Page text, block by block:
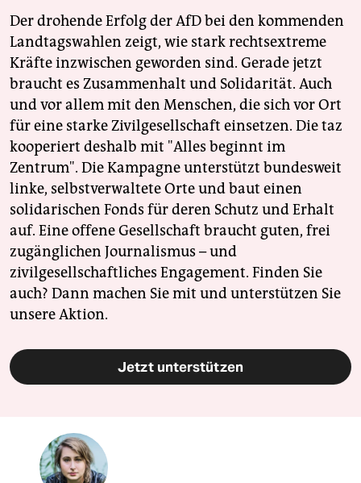
Der drohende Erfolg der AfD bei den kommenden
Landtagswahlen zeigt, wie stark rechtsextreme
Kräfte inzwischen geworden sind. Gerade jetzt
braucht es Zusammenhalt und Solidarität. Auch
und vor allem mit den Menschen, die sich vor Ort
für eine starke Zivilgesellschaft einsetzen. Die taz
kooperiert deshalb mit "Alles beginnt im
Zentrum". Die Kampagne unterstützt bundesweit
linke, selbstverwaltete Orte und baut einen
solidarischen Fonds für deren Schutz und Erhalt
auf. Eine offene Gesellschaft braucht guten, frei
zugänglichen Journalismus – und
zivilgesellschaftliches Engagement. Finden Sie
auch? Dann machen Sie mit und unterstützen Sie
unsere Aktion.
Jetzt unterstützen